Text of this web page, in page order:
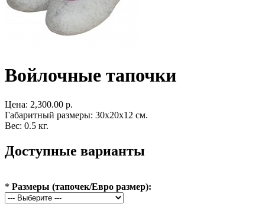
Войлочные тапочки
Цена: 2,300.00 р.
Габаритный размеры: 30x20x12 см.
Вес: 0.5 кг.
Доступные варианты
* Размеры (тапочек/Евро размер):